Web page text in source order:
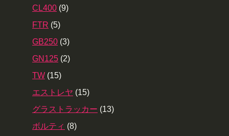
CL400 (9)
FTR (5)
GB250 (3)
GN125 (2)
TW (15)
エストレヤ (15)
グラストラッカー (13)
ボルティ (8)